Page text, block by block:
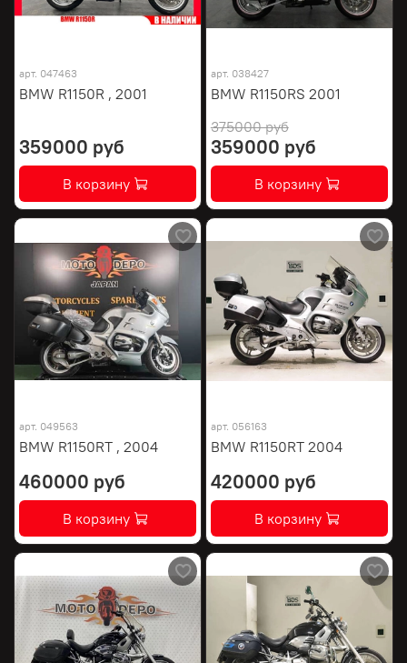
арт. 047463
BMW R1150R , 2001
359000 руб
В корзину
арт. 038427
BMW R1150RS 2001
375000 руб
359000 руб
В корзину
арт. 049563
BMW R1150RT , 2004
460000 руб
В корзину
арт. 056163
BMW R1150RT 2004
420000 руб
В корзину